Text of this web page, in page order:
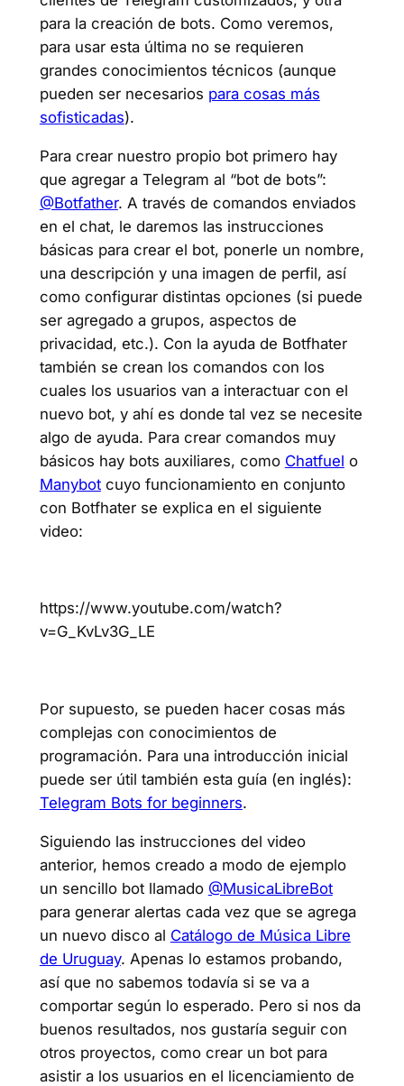
para la creación de bots. Como veremos,
para usar esta última no se requieren
grandes conocimientos técnicos (aunque
pueden ser necesarios para cosas más
sofisticadas).
Para crear nuestro propio bot primero hay
que agregar a Telegram al “bot de bots”:
@Botfather. A través de comandos enviados
en el chat, le daremos las instrucciones
básicas para crear el bot, ponerle un nombre,
una descripción y una imagen de perfil, así
como configurar distintas opciones (si puede
ser agregado a grupos, aspectos de
privacidad, etc.). Con la ayuda de Botfhater
también se crean los comandos con los
cuales los usuarios van a interactuar con el
nuevo bot, y ahí es donde tal vez se necesite
algo de ayuda. Para crear comandos muy
básicos hay bots auxiliares, como Chatfuel o
Manybotcuyo funcionamiento en conjunto
con Botfhater se explica en el siguiente
video:
https://www.youtube.com/watch?
v=G_KvLv3G_LE
Por supuesto, se pueden hacer cosas más
complejas con conocimientos de
programación. Para una introducción inicial
puede ser útil también esta guía (en inglés):
Telegram Bots for beginners.
Siguiendo las instrucciones del video
anterior, hemos creado a modo de ejemplo
un sencillo bot llamado @MusicaLibreBot
para generar alertas cada vez que se agrega
un nuevo disco al Catálogo de Música Libre
de Uruguay. Apenas lo estamos probando,
así que no sabemos todavía si se va a
comportar según lo esperado. Pero si nos da
buenos resultados, nos gustaría seguir con
otros proyectos, como crear un bot para
asistir a los usuarios en el licenciamiento de